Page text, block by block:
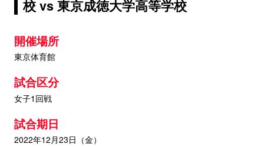
校 vs 東京成徳大学高等学校
開催場所
東京体育館
試合区分
女子1回戦
試合期日
2022年12月23日（金）